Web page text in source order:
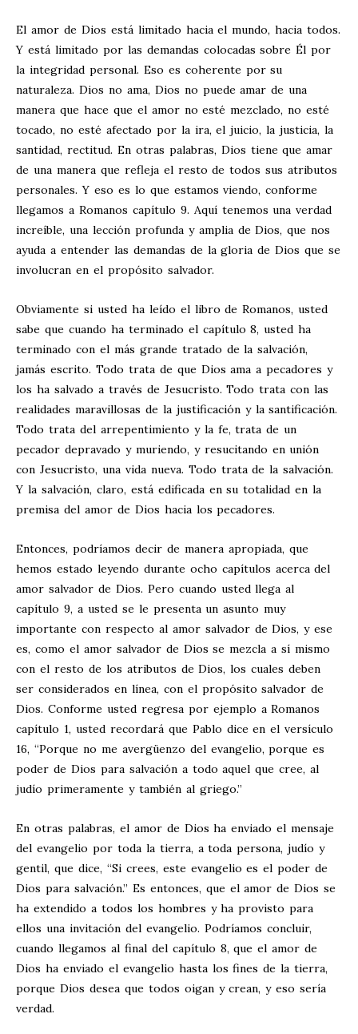
El amor de Dios está limitado hacia el mundo, hacia todos.
Y está limitado por las demandas colocadas sobre Él por
la integridad personal. Eso es coherente por su
naturaleza. Dios no ama, Dios no puede amar de una
manera que hace que el amor no esté mezclado, no esté
tocado, no esté afectado por la ira, el juicio, la justicia, la
santidad, rectitud. En otras palabras, Dios tiene que amar
de una manera que refleja el resto de todos sus atributos
personales. Y eso es lo que estamos viendo, conforme
llegamos a Romanos capítulo 9. Aquí tenemos una verdad
increíble, una lección profunda y amplia de Dios, que nos
ayuda a entender las demandas de la gloria de Dios que se
involucran en el propósito salvador.
Obviamente si usted ha leído el libro de Romanos, usted
sabe que cuando ha terminado el capítulo 8, usted ha
terminado con el más grande tratado de la salvación,
jamás escrito. Todo trata de que Dios ama a pecadores y
los ha salvado a través de Jesucristo. Todo trata con las
realidades maravillosas de la justificación y la santificación.
Todo trata del arrepentimiento y la fe, trata de un
pecador depravado y muriendo, y resucitando en unión
con Jesucristo, una vida nueva. Todo trata de la salvación.
Y la salvación, claro, está edificada en su totalidad en la
premisa del amor de Dios hacia los pecadores.
Entonces, podríamos decir de manera apropiada, que
hemos estado leyendo durante ocho capítulos acerca del
amor salvador de Dios. Pero cuando usted llega al
capítulo 9, a usted se le presenta un asunto muy
importante con respecto al amor salvador de Dios, y ese
es, como el amor salvador de Dios se mezcla a sí mismo
con el resto de los atributos de Dios, los cuales deben
ser considerados en línea, con el propósito salvador de
Dios. Conforme usted regresa por ejemplo a Romanos
capítulo 1, usted recordará que Pablo dice en el versículo
16, “Porque no me avergüenzo del evangelio, porque es
poder de Dios para salvación a todo aquel que cree, al
judío primeramente y también al griego.”
En otras palabras, el amor de Dios ha enviado el mensaje
del evangelio por toda la tierra, a toda persona, judío y
gentil, que dice, “Si crees, este evangelio es el poder de
Dios para salvación.” Es entonces, que el amor de Dios se
ha extendido a todos los hombres y ha provisto para
ellos una invitación del evangelio. Podríamos concluir,
cuando llegamos al final del capítulo 8, que el amor de
Dios ha enviado el evangelio hasta los fines de la tierra,
porque Dios desea que todos oigan y crean, y eso sería
verdad.